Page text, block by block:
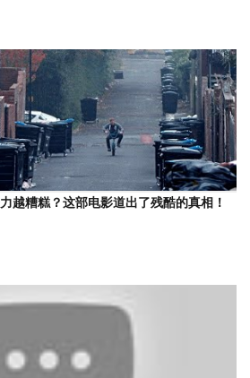
越糟糕？这部电影道出了残酷的真相！